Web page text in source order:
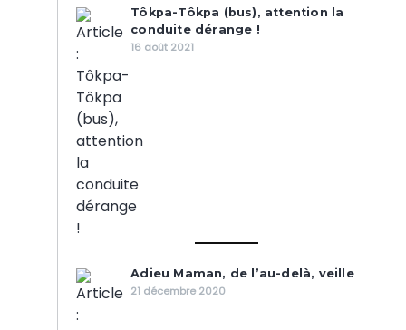
Tôkpa-Tôkpa (bus), attention la
conduite dérange !
16 août 2021
Adieu Maman, de l’au-delà, veille
21 décembre 2020